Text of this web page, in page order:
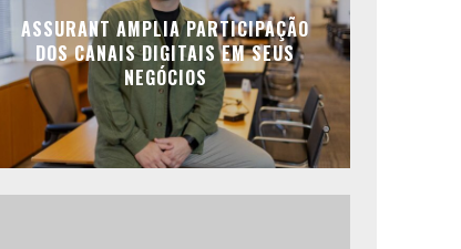
ASSURANT AMPLIA PARTICIPAÇÃO
DOS CANAIS DIGITAIS EM SEUS
NEGÓCIOS